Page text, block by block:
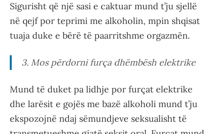
Sigurisht që një sasi e caktuar mund t’ju sjellë
në qejf por teprimi me alkoholin, mpin shqisat
tuaja duke e bërë të paarritshme orgazmën.
3. Mos përdorni furça dhëmbësh elektrike
Mund të duket pa lidhje por furçat elektrike
dhe larësit e gojës me bazë alkoholi mund t’ju
ekspozojnë ndaj sëmundjeve seksualisht të